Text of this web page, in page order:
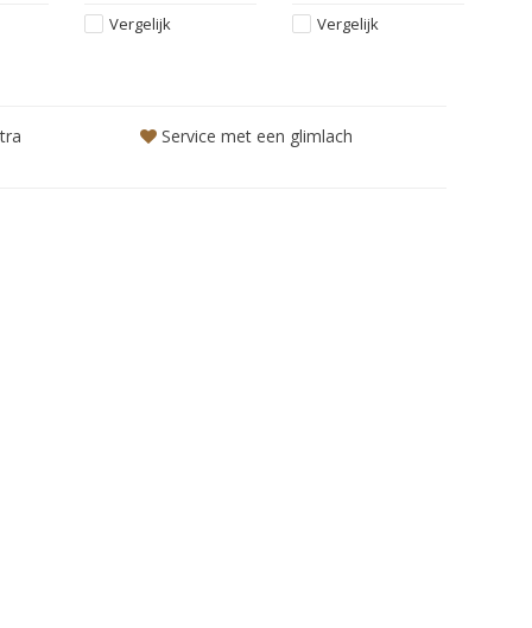
Vergelijk Vergelijk
Service met een glimlach